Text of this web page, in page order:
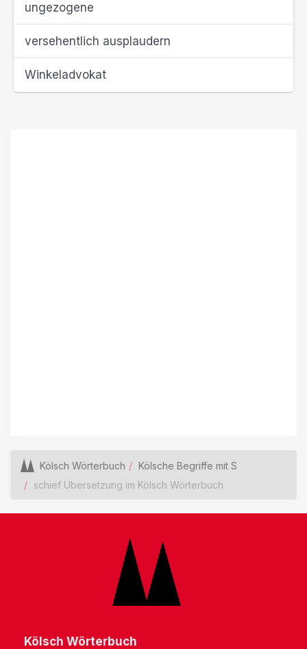
ungezogene
versehentlich ausplaudern
Winkeladvokat
Kölsch Wörterbuch
Kölsche Begriffe mit S
schief Übersetzung im Kölsch Wörterbuch
Kölsch Wörterbuch